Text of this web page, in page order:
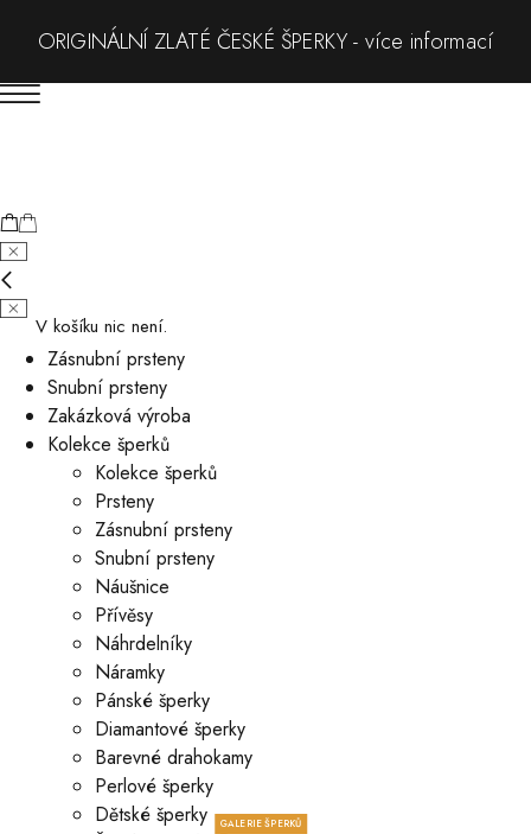
ORIGINÁLNÍ ZLATÉ ČESKÉ ŠPERKY - více informací
V košíku nic není.
Zásnubní prsteny
Snubní prsteny
Zakázková výroba
Kolekce šperků
Kolekce šperků
Prsteny
Zásnubní prsteny
Snubní prsteny
Náušnice
Přívěsy
Náhrdelníky
Náramky
Pánské šperky
Diamantové šperky
Barevné drahokamy
Perlové šperky
Dětské šperky
GALERIE ŠPERKŮ